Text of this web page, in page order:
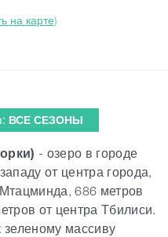
на карте)
ВСЕ СЕЗОНЫ
- озеро в городе
от центра города,
686 метров
от центра Тбилиси.
зеленому массиву